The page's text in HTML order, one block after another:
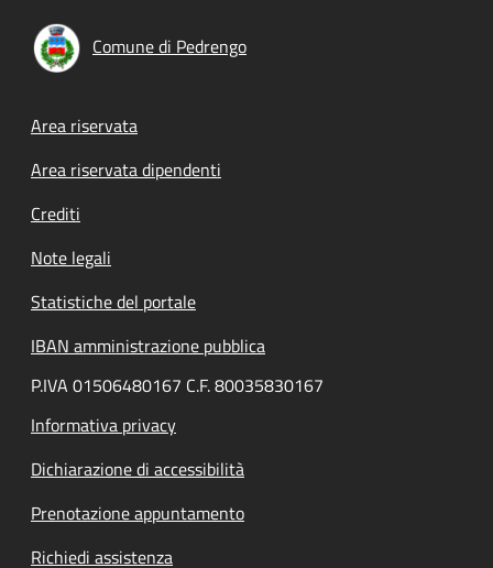
Comune di Pedrengo
Footer menu
Area riservata
Area riservata dipendenti
Crediti
Note legali
Statistiche del portale
IBAN amministrazione pubblica
P.IVA 01506480167 C.F. 80035830167
Informativa privacy
Dichiarazione di accessibilità
Prenotazione appuntamento
Richiedi assistenza